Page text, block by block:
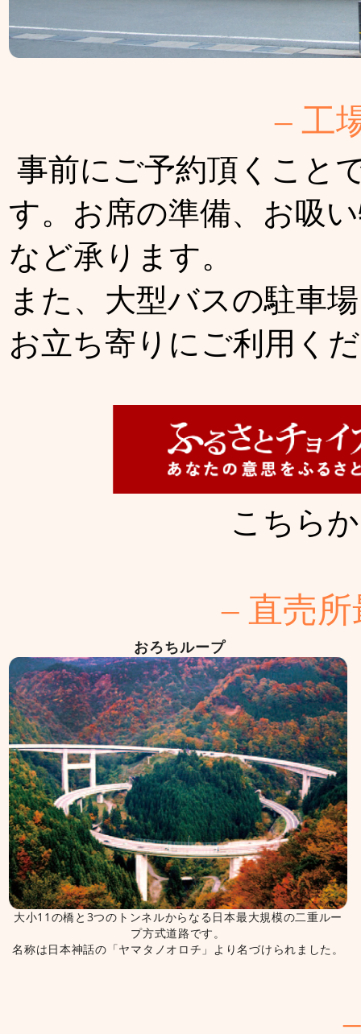
– 工
事前にご予約頂くこと
す。お席の準備、お吸
など承ります。
また、大型バスの駐車
お立ち寄りにご利用く
こちら
– 直売
おろちループ
大小11の橋と3つのトンネルからなる日本最大規模の二重ルー
プ方式道路です。
名称は日本神話の「ヤマタノオロチ」より名づけられました。